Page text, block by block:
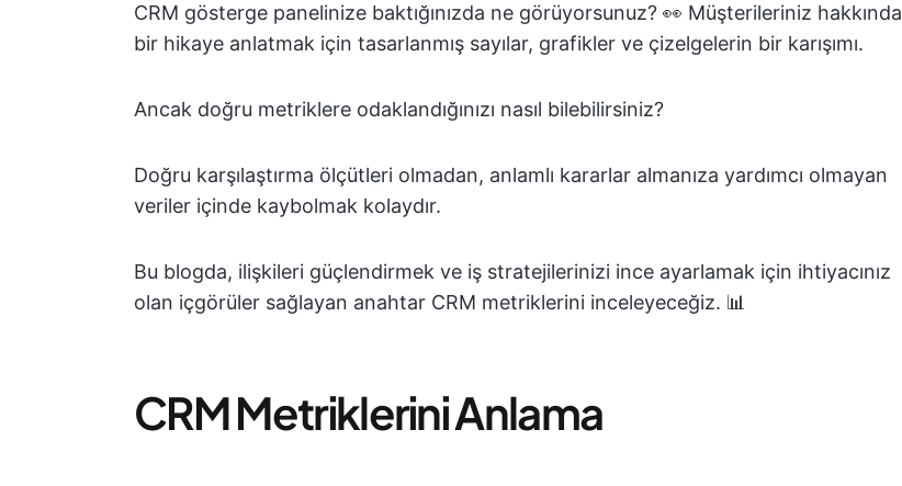
CRM gösterge panelinize baktığınızda ne görüyorsunuz? 👀 Müşterileriniz hakkında
bir hikaye anlatmak için tasarlanmış sayılar, grafikler ve çizelgelerin bir karışımı.
Ancak doğru metriklere odaklandığınızı nasıl bilebilirsiniz?
Doğru karşılaştırma ölçütleri olmadan, anlamlı kararlar almanıza yardımcı olmayan
veriler içinde kaybolmak kolaydır.
Bu blogda, ilişkileri güçlendirmek ve iş stratejilerinizi ince ayarlamak için ihtiyacınız
olan içgörüler sağlayan anahtar CRM metriklerini inceleyeceğiz. 📊
CRM Metriklerini Anlama